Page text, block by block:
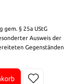
§ 25a UStG
Ausweis der
Gegenständen